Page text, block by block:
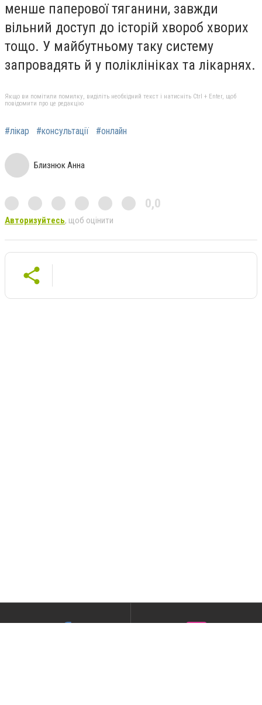
менше паперової тяганини, завжди
вільний доступ до історій хвороб хворих
тощо. У майбутньому таку систему
запровадять й у поліклініках та лікарнях.
Якщо ви помітили помилку, виділіть необхідний текст і натисніть Ctrl + Enter, щоб
повідомити про це редакцію
#лікар #консультації #онлайн
Близнюк Анна
0,0
Авторизуйтесь, щоб оцінити